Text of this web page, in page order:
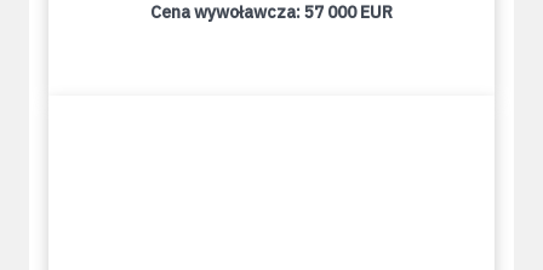
Cena wywoławcza:57 000 EUR